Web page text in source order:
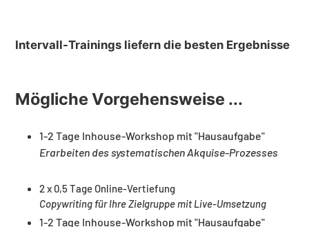
Intervall-Trainings liefern die besten Ergebnisse
Mögliche Vorgehensweise ...
1-2 Tage Inhouse-Workshop mit "Hausaufgabe"
Erarbeiten des systematischen Akquise-Prozesses
2 x 0,5 Tage Online-Vertiefung
Copywriting für Ihre Zielgruppe mit Live-Umsetzung
1-2 Tage Inhouse-Workshop mit "Hausaufgabe"